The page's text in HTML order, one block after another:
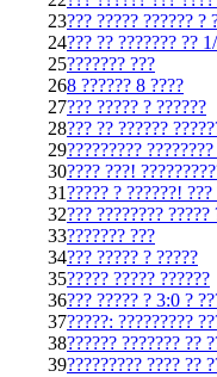
23??? ????? ?????? ?
24??? ?? ??????? ??
25??????? ???
268 ?????? 8 ????
27??? ????? ? ??????
28??? ?? ??????
29?????????
30???? ???!
31????? ? ??????! ???
32??? ???????? ?????
33??????? ???
34??? ????? ? ?????
35????? ????? ??????
36??? ????? ? 3:0 ?
37?????: ?????????
38?????? ??????? ??
39????????? ???? ??